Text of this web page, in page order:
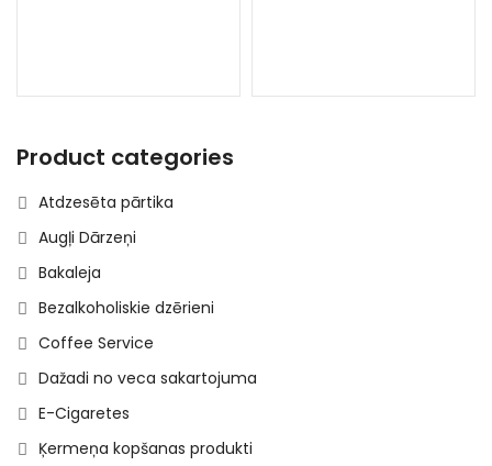
Product categories
Atdzesēta pārtika
Augļi Dārzeņi
Bakaleja
Bezalkoholiskie dzērieni
Coffee Service
Dažadi no veca sakartojuma
E-Cigaretes
Ķermeņa kopšanas produkti